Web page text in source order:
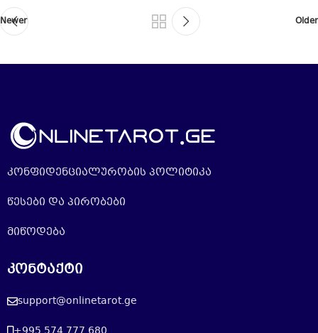
Newer Older
კონფიდენციალურობის პოლიტიკა
წესები და პირობები
მიწოდება
კონტაქტი
support@onlinetarot.ge